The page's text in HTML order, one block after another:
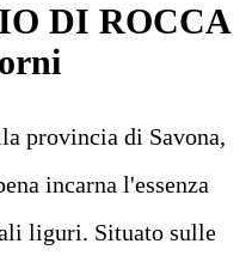
DI ROCCA
provincia di Savona,
incarna l'essenza
liguri. Situato sulle